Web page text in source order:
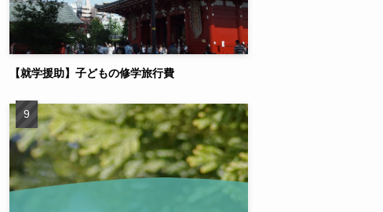
【就学援助】子どもの修学旅行費